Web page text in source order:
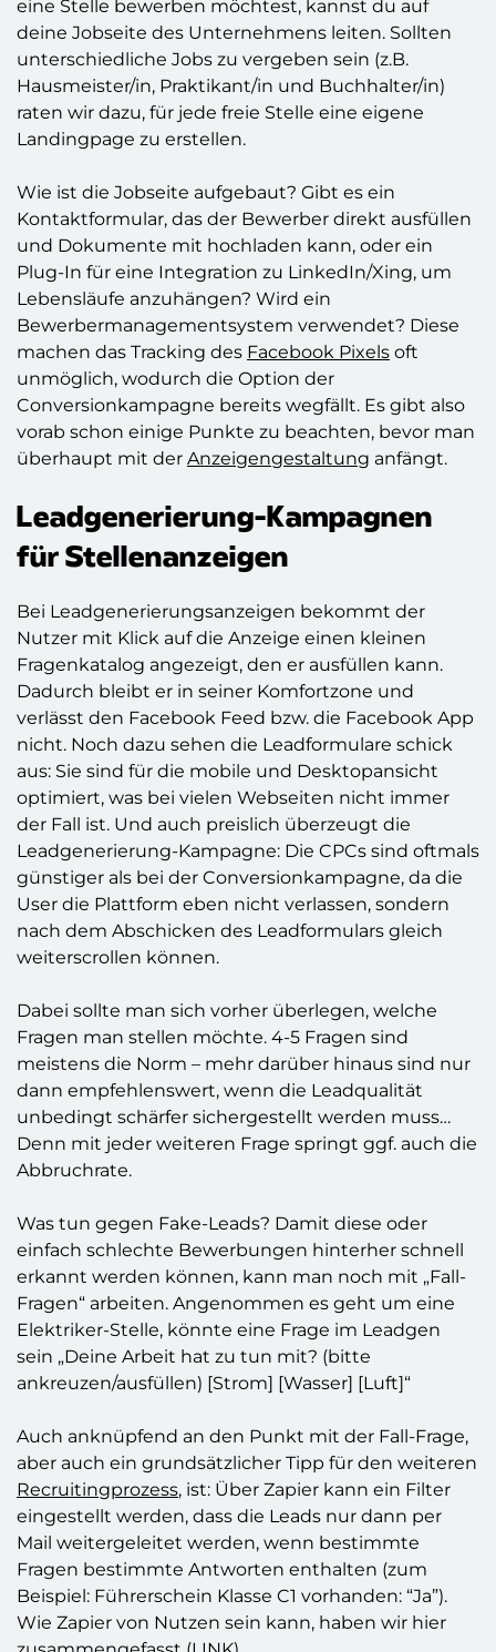
eine Stelle bewerben möchtest, kannst du auf
deine Jobseite des Unternehmens leiten. Sollten
unterschiedliche Jobs zu vergeben sein (z.B.
Hausmeister/in, Praktikant/in und Buchhalter/in)
raten wir dazu, für jede freie Stelle eine eigene
Landingpage zu erstellen.
Wie ist die Jobseite aufgebaut? Gibt es ein
Kontaktformular, das der Bewerber direkt ausfüllen
und Dokumente mit hochladen kann, oder ein
Plug-In für eine Integration zu LinkedIn/Xing, um
Lebensläufe anzuhängen? Wird ein
Bewerbermanagementsystem verwendet? Diese
machen das Tracking des Facebook Pixels oft
unmöglich, wodurch die Option der
Conversionkampagne bereits wegfällt. Es gibt also
vorab schon einige Punkte zu beachten, bevor man
überhaupt mit der Anzeigengestaltung anfängt.
Leadgenerierung-Kampagnen
für Stellenanzeigen
Bei Leadgenerierungsanzeigen bekommt der
Nutzer mit Klick auf die Anzeige einen kleinen
Fragenkatalog angezeigt, den er ausfüllen kann.
Dadurch bleibt er in seiner Komfortzone und
verlässt den Facebook Feed bzw. die Facebook App
nicht. Noch dazu sehen die Leadformulare schick
aus: Sie sind für die mobile und Desktopansicht
optimiert, was bei vielen Webseiten nicht immer
der Fall ist. Und auch preislich überzeugt die
Leadgenerierung-Kampagne: Die CPCs sind oftmals
günstiger als bei der Conversionkampagne, da die
User die Plattform eben nicht verlassen, sondern
nach dem Abschicken des Leadformulars gleich
weiterscrollen können.
Dabei sollte man sich vorher überlegen, welche
Fragen man stellen möchte. 4-5 Fragen sind
meistens die Norm – mehr darüber hinaus sind nur
dann empfehlenswert, wenn die Leadqualität
unbedingt schärfer sichergestellt werden muss…
Denn mit jeder weiteren Frage springt ggf. auch die
Abbruchrate.
Was tun gegen Fake-Leads? Damit diese oder
einfach schlechte Bewerbungen hinterher schnell
erkannt werden können, kann man noch mit „Fall-
Fragen“ arbeiten. Angenommen es geht um eine
Elektriker-Stelle, könnte eine Frage im Leadgen
sein „Deine Arbeit hat zu tun mit? (bitte
ankreuzen/ausfüllen) [Strom] [Wasser] [Luft]“
Auch anknüpfend an den Punkt mit der Fall-Frage,
aber auch ein grundsätzlicher Tipp für den weiteren
Recruitingprozess, ist: Über Zapier kann ein Filter
eingestellt werden, dass die Leads nur dann per
Mail weitergeleitet werden, wenn bestimmte
Fragen bestimmte Antworten enthalten (zum
Beispiel: Führerschein Klasse C1 vorhanden: “Ja”).
Wie Zapier von Nutzen sein kann, haben wir hier